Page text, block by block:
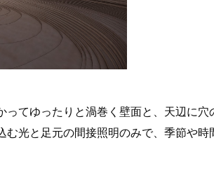
ってゆったりと渦巻く壁面と、天辺に穴
む光と足元の間接照明のみで、季節や時